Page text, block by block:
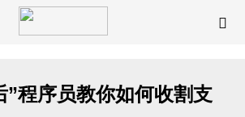
”程序员教你如何收割支